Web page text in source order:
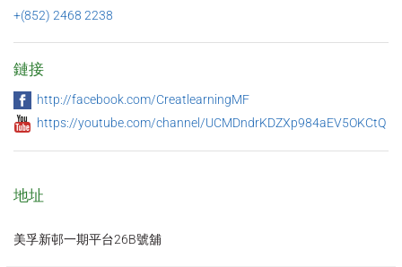
+(852) 2468 2238
鏈接
http://facebook.com/CreatlearningMF
https://youtube.com/channel/UCMDndrKDZXp984aEV5OKCtQ
地址
美孚新邨一期平台26B號舖